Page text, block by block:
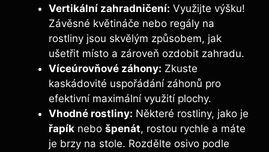
Vertikální zahradničení: Využijte výšku!
Závěsné květináče nebo regály na
rostliny jsou skvělým způsobem, jak
ušetřit místo a zároveň ozdobit zahradu.
Víceúrovňové záhony: Zkuste
kaskádovité uspořádání záhonů pro
efektivní maximální využití plochy.
Vhodné rostliny: Některé rostliny, jako je
řapík nebo špenát, rostou rychle a máte
je brzy na stole. Rozdělte osivo podle